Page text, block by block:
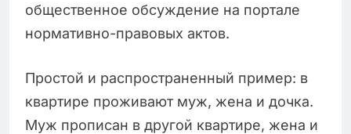
общественное обсуждение на портале
нормативно-правовых актов.
Простой и распространенный пример: в
квартире проживают муж, жена и дочка.
Муж прописан в другой квартире, жена и